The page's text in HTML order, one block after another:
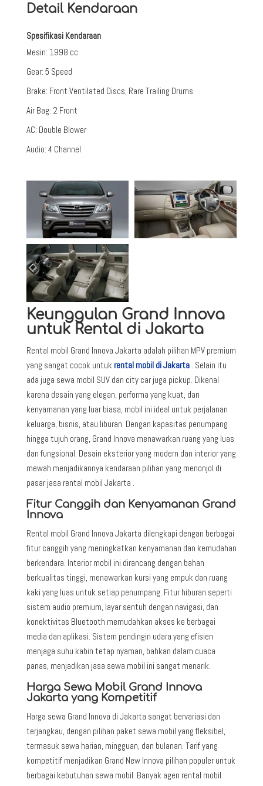
Detail Kendaraan
Spesifikasi Kendaraan
Mesin: 1998 cc
Gear: 5 Speed
Brake: Front Ventilated Discs, Rare Trailing Drums
Air Bag: 2 Front
AC: Double Blower
Audio: 4 Channel
Keunggulan Grand Innova
untuk Rental di Jakarta
Rental mobil Grand Innova Jakarta adalah pilihan MPV premium
yang sangat cocok untuk rental mobil di Jakarta. Selain itu
ada juga sewa mobil SUV dan city car juga pickup. Dikenal
karena desain yang elegan, performa yang kuat, dan
kenyamanan yang luar biasa, mobil ini ideal untuk perjalanan
keluarga, bisnis, atau liburan. Dengan kapasitas penumpang
hingga tujuh orang, Grand Innova menawarkan ruang yang luas
dan fungsional. Desain eksterior yang modern dan interior yang
mewah menjadikannya kendaraan pilihan yang menonjol di
pasar jasa rental mobil Jakarta .
Fitur Canggih dan Kenyamanan Grand
Innova
Rental mobil Grand Innova Jakarta dilengkapi dengan berbagai
fitur canggih yang meningkatkan kenyamanan dan kemudahan
berkendara. Interior mobil ini dirancang dengan bahan
berkualitas tinggi, menawarkan kursi yang empuk dan ruang
kaki yang luas untuk setiap penumpang. Fitur hiburan seperti
sistem audio premium, layar sentuh dengan navigasi, dan
konektivitas Bluetooth memudahkan akses ke berbagai
media dan aplikasi. Sistem pendingin udara yang efisien
menjaga suhu kabin tetap nyaman, bahkan dalam cuaca
panas, menjadikan jasa sewa mobil ini sangat menarik.
Harga Sewa Mobil Grand Innova
Jakarta yang Kompetitif
Harga sewa Grand Innova di Jakarta sangat bervariasi dan
terjangkau, dengan pilihan paket sewa mobil yang fleksibel,
termasuk sewa harian, mingguan, dan bulanan. Tarif yang
kompetitif menjadikan Grand New Innova pilihan populer untuk
berbagai kebutuhan sewa mobil. Banyak agen rental mobil